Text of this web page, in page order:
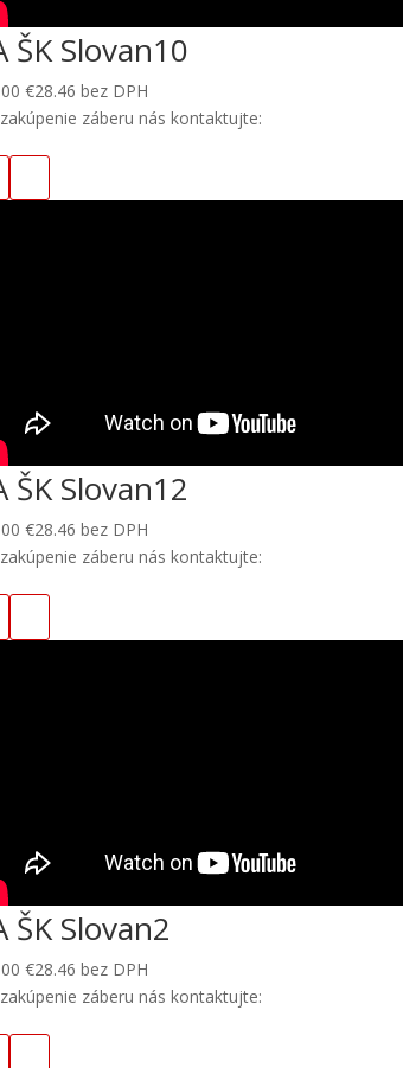
ŠK Slovan10
€28.46 bez DPH
záberu nás kontaktujte:
ŠK Slovan12
€28.46 bez DPH
záberu nás kontaktujte:
ŠK Slovan2
€28.46 bez DPH
záberu nás kontaktujte: